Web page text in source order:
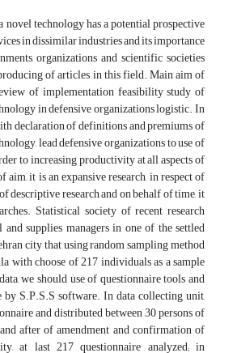
technology has a potential prospective
in dissimilar industries and its importance
organizations and scientific societies
of articles in this field. Main aim of
of implementation feasibility study of
in defensive organizations logistic. In
declaration of definitions and premiums of
lead defensive organizations to use of
to increasing productivity at all aspects of
it is an expansive research, in respect of
descriptive research and on behalf of time, it
Statistical society of recent research
supplies managers in one of the settled
city that using random sampling method
with choose of 217 individuals as a sample
we should use of questionnaire tools and
by S.P.S.S software. In data collecting unit,
and distributed between 30 persons of
after of amendment and confirmation of
at last 217 questionnaire analyzed; in